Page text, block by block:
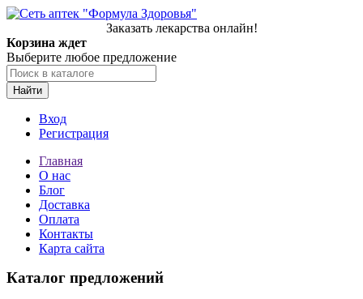
Заказать лекарства онлайн!
Корзина ждет
Выберите любое предложение
Найти
Вход
Регистрация
Главная
О нас
Блог
Доставка
Оплата
Контакты
Карта сайта
Каталог предложений